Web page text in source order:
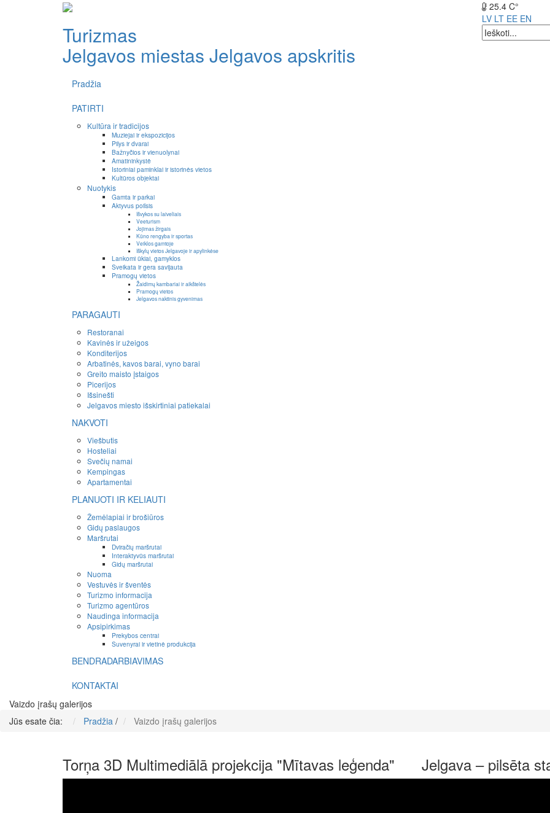
Turizmas
Jelgavos miestas Jelgavos apskritis
25.4 C°
LV LT EE EN
Pradžia
PATIRTI
Kultūra ir tradicijos
Muziejai ir ekspozicijos
Pilys ir dvarai
Bažnyčios ir vienuolynai
Amatininkystė
Istoriniai paminklai ir istorinės vietos
Kultūros objektai
Nuotykis
Gamta ir parkai
Aktyvus poilsis
Išvykos su laiveliais
Veeturism
Jojimas žirgais
Kūno rengyba ir sportas
Veiklos gamtoje
Iškylų vietos Jelgavoje ir apylinkėse
Lankomi ūkiai, gamyklos
Sveikata ir gera savijauta
Pramogų vietos
Žaidimų kambariai ir aikštelės
Pramogų vietos
Jelgavos naktinis gyvenimas
PARAGAUTI
Restoranai
Kavinės ir užeigos
Konditerijos
Arbatinės, kavos barai, vyno barai
Greito maisto įstaigos
Picerijos
Išsinešti
Jelgavos miesto išskirtiniai patiekalai
NAKVOTI
Viešbutis
Hosteliai
Svečių namai
Kempingas
Apartamentai
PLANUOTI IR KELIAUTI
Žemėlapiai ir brošiūros
Gidų paslaugos
Maršrutai
Dviračių maršrutai
Interaktyvūs maršrutai
Gidų maršrutai
Nuoma
Vestuvės ir šventės
Turizmo informacija
Turizmo agentūros
Naudinga informacija
Apsipirkimas
Prekybos centrai
Suvenyrai ir vietinė produkcija
BENDRADARBIAVIMAS
KONTAKTAI
Vaizdo įrašų galerijos
Jūs esate čia:
Pradžia / Vaizdo įrašų galerijos
Torņa 3D Multimediālā projekcija "Mītavas leģenda" Jelgava – pilsēta